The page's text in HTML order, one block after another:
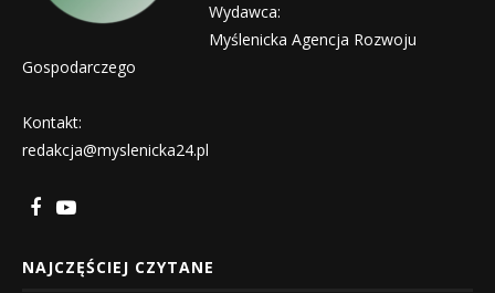
Wydawca:
Myślenicka Agencja Rozwoju
Gospodarczego
Kontakt:
redakcja@myslenicka24.pl
NAJCZĘŚCIEJ CZYTANE